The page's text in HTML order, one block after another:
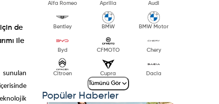
de
ile
Alfa Romeo Aprilia Audi
Bentley BMW BMW Motor
Byd CFMOTO Chery
Citroen Cupra Dacia
Tümünü Gör
Popüler Haberler